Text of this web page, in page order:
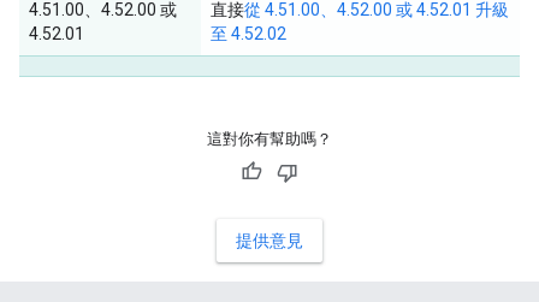
4.51.00、4.52.00 或
4.52.01
直接從 4.51.00、4.52.00 或 4.52.01 升級
至 4.52.02
這對你有幫助嗎？
提供意見